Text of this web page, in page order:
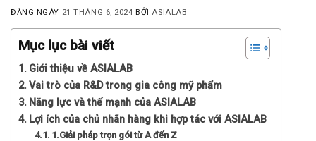
ĐĂNG NGÀY 21 THÁNG 6, 2024 BỞIASIALAB
Mục lục bài viết
Giới thiệu về ASIALAB
Vai trò của R&D trong gia công mỹ phẩm
Năng lực và thế mạnh của ASIALAB
Lợi ích của chủ nhãn hàng khi hợp tác với ASIALAB
1.Giải pháp trọn gói từ A đến Z